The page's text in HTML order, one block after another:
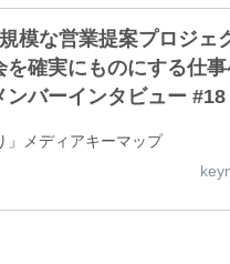
模な営業提案プロジェ
を確実にものにする仕事
ーインタビュー #18 | キーマ
」メディアキーマップ